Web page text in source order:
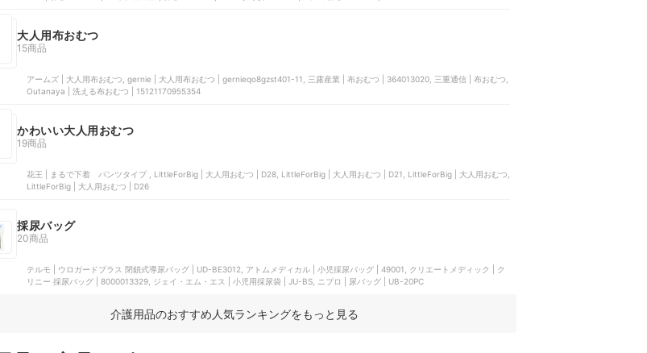
大人用布おむつ
15商品
アームズ | 大人用布おむつ, gernie | 大人用布おむつ | gernieqo8gzst401-11, 三露産業 | 布おむつ | 364013020, 三重通信 | 布おむつ,
Outanaya | 洗える布おむつ | 15121170955354
かわいい大人用おむつ
19商品
花王 | まるで下着 パンツタイプ , LittleForBig | 大人用おむつ | D28, LittleForBig | 大人用おむつ | D21, LittleForBig | 大人用おむつ,
LittleForBig | 大人用おむつ | D26
採尿バッグ
20商品
テルモ | ウロガードプラス 閉鎖式導尿バッグ | UD-BE3012, アトムメディカル | 小児採尿バッグ | 49001, クリエートメディック | ク
リニー 採尿バッグ | 8000013329, ジェイ・エム・エス | 小児用採尿袋 | JU-BS, ニプロ | 尿バッグ | UB-20PC
介護用品のおすすめ人気ランキングをもっと見る